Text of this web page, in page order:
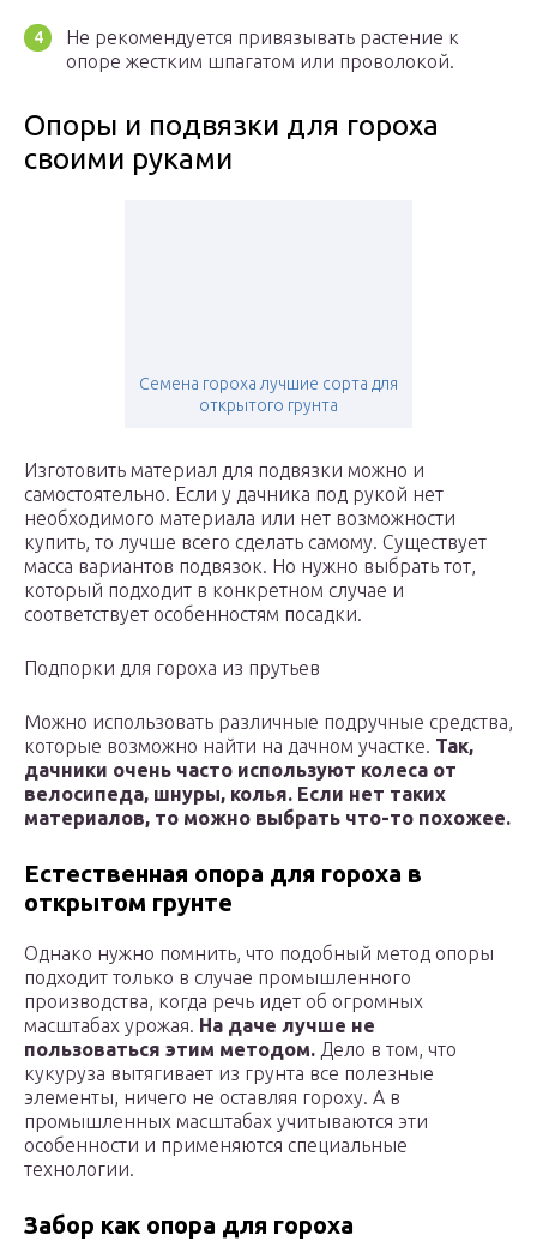
Не рекомендуется привязывать растение к
опоре жестким шпагатом или проволокой.
Опоры и подвязки для гороха
своими руками
Семена гороха лучшие сорта для
открытого грунта
Изготовить материал для подвязки можно и
самостоятельно. Если у дачника под рукой нет
необходимого материала или нет возможности
купить, то лучше всего сделать самому. Существует
масса вариантов подвязок. Но нужно выбрать тот,
который подходит в конкретном случае и
соответствует особенностям посадки.
Подпорки для гороха из прутьев
Можно использовать различные подручные средства,
которые возможно найти на дачном участке. Так,
дачники очень часто используют колеса от
велосипеда, шнуры, колья. Если нет таких
материалов, то можно выбрать что-то похожее.
Естественная опора для гороха в
открытом грунте
Однако нужно помнить, что подобный метод опоры
подходит только в случае промышленного
производства, когда речь идет об огромных
масштабах урожая. На даче лучше не
пользоваться этим методом. Дело в том, что
кукуруза вытягивает из грунта все полезные
элементы, ничего не оставляя гороху. А в
промышленных масштабах учитываются эти
особенности и применяются специальные
технологии.
Забор как опора для гороха